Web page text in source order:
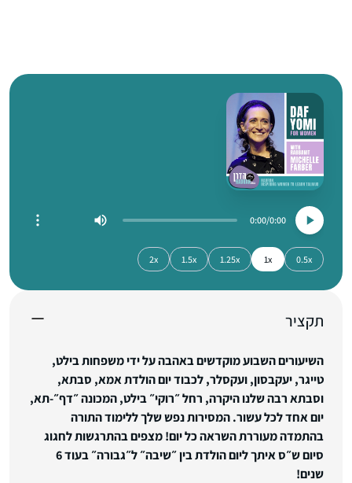
0:00
0:00
0.5x
1x
1.25x
1.5x
2x
תקציר
השיעורים השבוע מוקדשים באהבה על ידי משפחות בילט,
טייגר, יעקבסון, ועקסלר, לכבוד יום הולדת אמא, סבתא,
וסבתא רבה שלנו היקרה, רחל ״רוקי״ בילט, המכונה ״דף״-תא,
יום אחד לכל עשור. המסירות נפש שלך ללימוד התורה
בהתמדה מעוררת השראה כל יום! מצפים בהתרגשות לחגוג
סיום ש״ס איתך ליום הולדת בין ״שיבה״ ל״גבורה״ בעוד 6
שנים!